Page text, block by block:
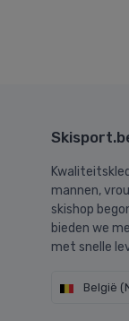
mannen,
skishop
bieden we
met snelle
België